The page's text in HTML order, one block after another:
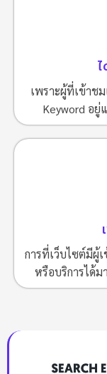
เพราะผู้ที่เข้าช
Keyword อยู่
การที่เว็บไซต์มีผู้
หรือบริการได้ม